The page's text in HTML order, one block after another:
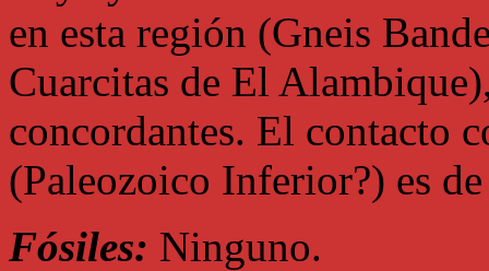
en esta región (Gneis
Cuarcitas de El
concordantes. El contacto
(Paleozoico Inferior?) es
Fósiles: Ninguno.